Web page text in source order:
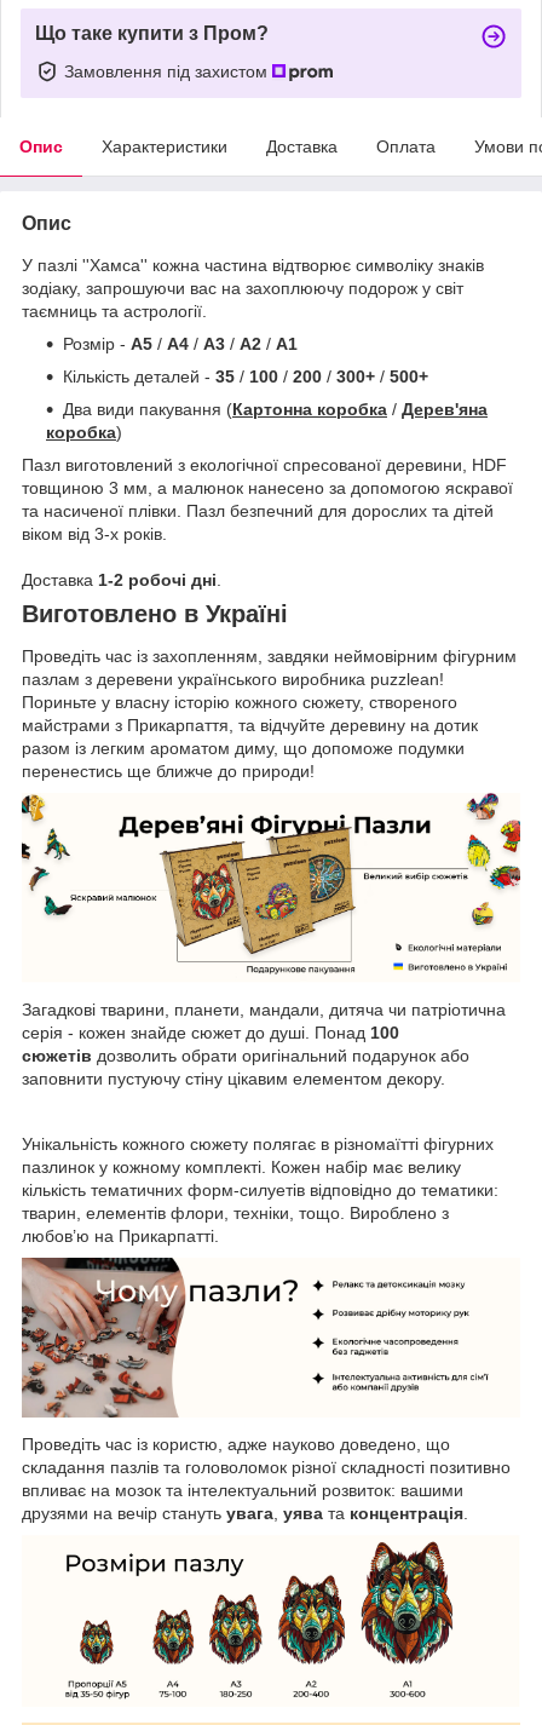
Що таке купити з Пром?
Замовлення під захистом
Опис Характеристики Доставка Оплата Умови
Опис
У пазлі ''Хамса'' кожна частина відтворює символіку знаків
зодіаку, запрошуючи вас на захоплюючу подорож у світ
таємниць та астрології.
Розмір - A5 / A4 / A3 / A2 / A1
Кількість деталей - 35 / 100 / 200 / 300+ / 500+
Два види пакування (Картонна коробка / Дерев'яна
коробка)
Пазл виготовлений з екологічної спресованої деревини, HDF
товщиною 3 мм, а малюнок нанесено за допомогою яскравої
та насиченої плівки. Пазл безпечний для дорослих та дітей
віком від 3-х років.
Доставка 1-2 робочі дні
Виготовлено в Україні
Проведіть час із захопленням, завдяки неймовірним фігурним
пазлам з деревени українського виробника puzzlean!
Пориньте у власну історію кожного сюжету, створеного
майстрами з Прикарпаття, та відчуйте деревину на дотик
разом із легким ароматом диму, що допоможе подумки
перенестись ще ближче до природи!
Загадкові тварини, планети, мандали, дитяча чи патріотична
серія - кожен знайде сюжет до душі. Понад 100
сюжетів дозволить обрати оригінальний подарунок або
заповнити пустуючу стіну цікавим елементом декору.
Унікальність кожного сюжету полягає в різномаїтті фігурних
пазлинок у кожному комплекті. Кожен набір має велику
кількість тематичних форм-силуетів відповідно до тематики:
тварин, елементів флори, техніки, тощо. Вироблено з
любов’ю на Прикарпатті.
Проведіть час із користю, адже науково доведено, що
складання пазлів та головоломок різної складності позитивно
впливає на мозок та інтелектуальний розвиток: вашими
друзями на вечір стануть увага уява та концентрація